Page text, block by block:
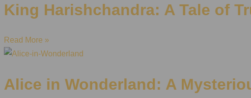
King Harishchandra: A Tale of
Read More »
Alice in Wonderland: A